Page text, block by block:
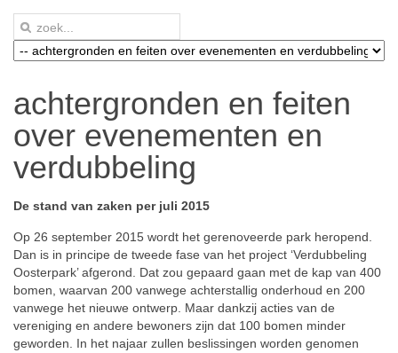
achtergronden en feiten
over evenementen en
verdubbeling
De stand van zaken per juli 2015
Op 26 september 2015 wordt het gerenoveerde park heropend.
Dan is in principe de tweede fase van het project ‘Verdubbeling
Oosterpark’ afgerond. Dat zou gepaard gaan met de kap van 400
bomen, waarvan 200 vanwege achterstallig onderhoud en 200
vanwege het nieuwe ontwerp. Maar dankzij acties van de
vereniging en andere bewoners zijn dat 100 bomen minder
geworden. In het najaar zullen beslissingen worden genomen